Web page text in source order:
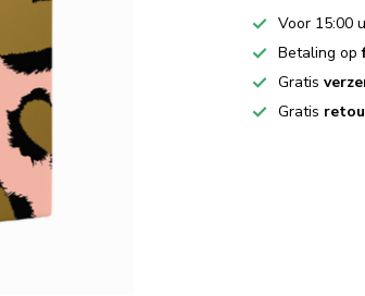
Voor 15:00
Betaling op
Gratis
Gratis